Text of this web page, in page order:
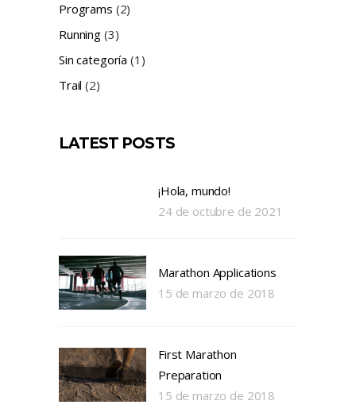
Programs (2)
Running(3)
Sin categoría (1)
Trail (2)
LATEST POSTS
¡Hola, mundo!
24 de octubre de 2021
Marathon Applications
15 de marzo de 2018
First Marathon
Preparation
15 de marzo de 2018